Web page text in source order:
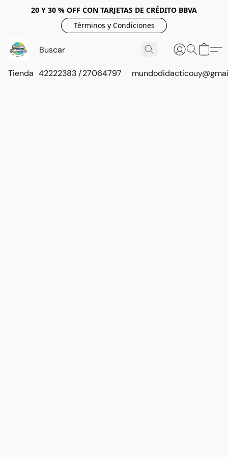
20 Y 30 % OFF CON TARJETAS DE CRÉDITO BBVA
Términos y Condiciones
Tienda 42222383 / 27064797